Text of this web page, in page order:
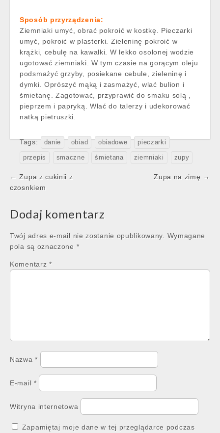
Sposób przyrządzenia:
Ziemniaki umyć, obrać pokroić w kostkę. Pieczarki
umyć, pokroić w plasterki. Zieleninę pokroić w
krążki, cebulę na kawałki. W lekko osolonej wodzie
ugotować ziemniaki. W tym czasie na gorącym oleju
podsmażyć grzyby, posiekane cebule, zieleninę i
dymki. Oprószyć mąką i zasmażyć, wlać bulion i
śmietanę. Zagotować, przyprawić do smaku solą ,
pieprzem i papryką. Wlać do talerzy i udekorować
natką pietruszki.
Tags: danie obiad obiadowe pieczarki
przepis smaczne śmietana ziemniaki zupy
Post
navigation
← Zupa z cukinii z
czosnkiem
Zupa na zimę →
Dodaj komentarz
Twój adres e-mail nie zostanie opublikowany.
Wymagane
pola są oznaczone *
Komentarz *
Nazwa*
E-mail *
Witryna internetowa
Zapamiętaj moje dane w tej przeglądarce podczas